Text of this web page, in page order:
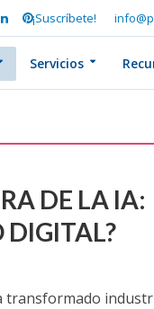
¡Suscríbete!
Servicios
DE LA IA:
DIGITAL?
transformado